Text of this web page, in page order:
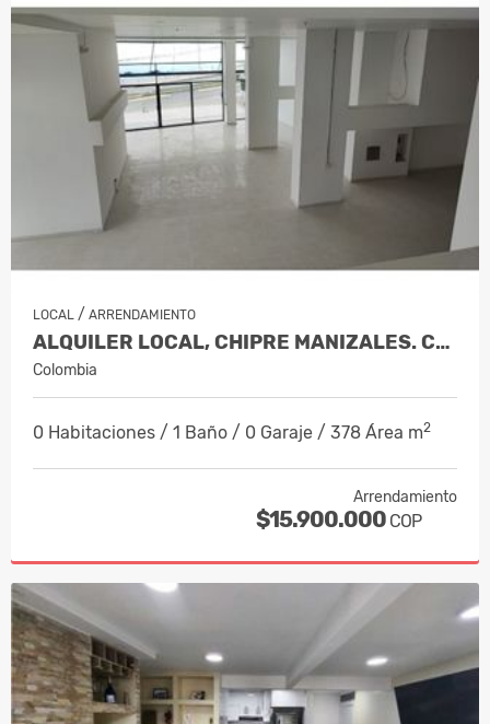
LOCAL / ARRENDAMIENTO
ALQUILER LOCAL, CHIPRE MANIZALES. COD.…
Colombia
0 Habitaciones / 1 Baño / 0 Garaje / 378 Área m2
Arrendamiento
$15.900.000 COP